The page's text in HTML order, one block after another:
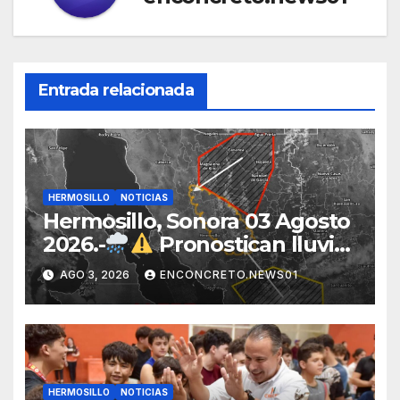
Entrada relacionada
HERMOSILLO NOTICIAS
Hermosillo, Sonora 03 Agosto
2026.-
Pronostican lluvias
para Hermosillo esta noche;
norte de Sonora registra
mayor potencial de
tormentas
AGO 3, 2026 ENCONCRETO.NEWS01
HERMOSILLO NOTICIAS